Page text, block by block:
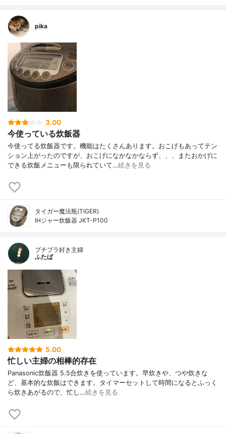
pika
3.00
今使っている炊飯器
今使ってる炊飯器です。機能はたくさんあります。おこげもあってテン
ション上がったのですが、おこげになかなかならず、、、またおかげに
できる炊飯メニューも限られていて…続きを見る
タイガー魔法瓶(TIGER)
IHジャー炊飯器 JKT-P100
プチプラ好き主婦
ふたば
5.00
忙しい主婦の相棒的存在
Panasonic炊飯器 5.5合炊きを使っています。早炊きや、つや炊きな
ど、基本的な炊飯はできます。タイマーセットして時間になるとふっく
ら炊きあがるので、忙し…続きを見る